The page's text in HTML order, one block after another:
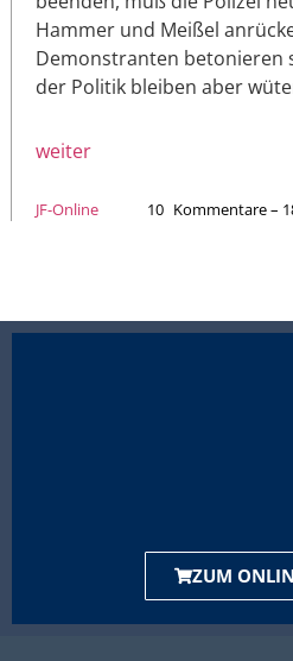
Hammer und Meißel
Demonstranten betonieren
der Politik bleiben aber
weiter
JF-Online 10 Kommentare –
ZUM